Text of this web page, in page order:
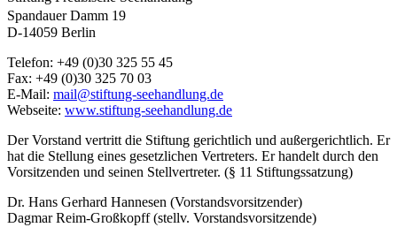
Spandauer Damm 19
D-14059 Berlin
Telefon: +49 (0)30 325 55 45
Fax: +49 (0)30 325 70 03
E-Mail: mail@stiftung-seehandlung.de
Webseite: www.stiftung-seehandlung.de
Der Vorstand vertritt die Stiftung gerichtlich und außergerichtlich. Er
hat die Stellung eines gesetzlichen Vertreters. Er handelt durch den
Vorsitzenden und seinen Stellvertreter. (§ 11 Stiftungssatzung)
Dr. Hans Gerhard Hannesen (Vorstandsvorsitzender)
Dagmar Reim-Großkopff (stellv. Vorstandsvorsitzende)